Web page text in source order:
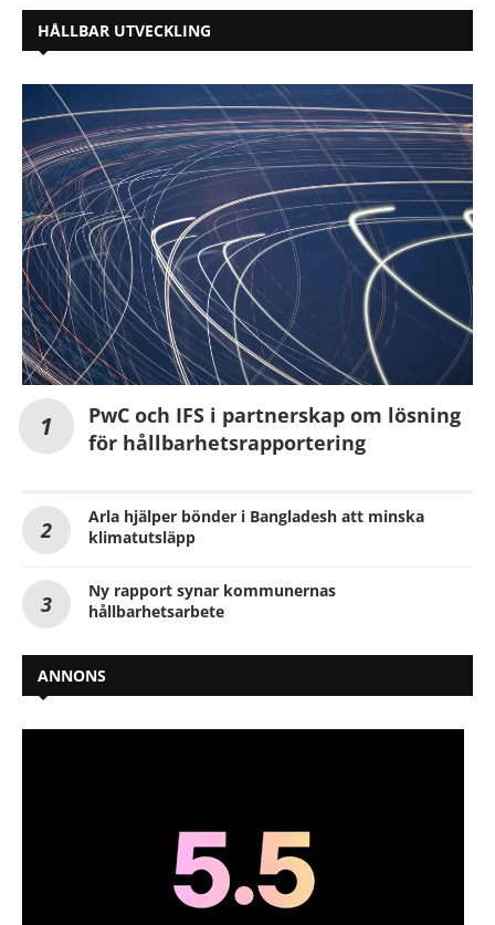
HÅLLBAR UTVECKLING
PwC och IFS i partnerskap om lösning
för hållbarhetsrapportering
Arla hjälper bönder i Bangladesh att minska
klimatutsläpp
Ny rapport synar kommunernas
hållbarhetsarbete
ANNONS